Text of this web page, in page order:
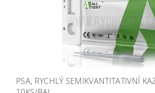
PSA, RYCHLÝ SEMIKVANTITATIVNÍ